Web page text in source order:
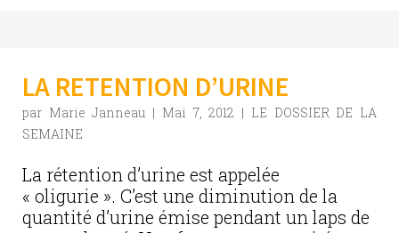
LA RETENTION D’URINE
par Marie Janneau | Mai 7, 2012 | LE DOSSIER DE LA
SEMAINE
La rétention d’urine est appelée
« oligurie ». C’est une diminution de la
quantité d’urine émise pendant un laps de